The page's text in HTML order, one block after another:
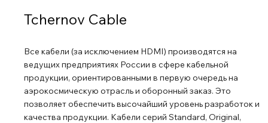
Tchernov Cable
Все кабели (за исключением HDMI) производятся на
ведущих предприятиях России в сфере кабельной
продукции, ориентированными в первую очередь на
аэрокосмическую отрасль и оборонный заказ. Это
позволяет обеспечить высочайший уровень разработок и
качества продукции. Кабели серий Standard, Original,